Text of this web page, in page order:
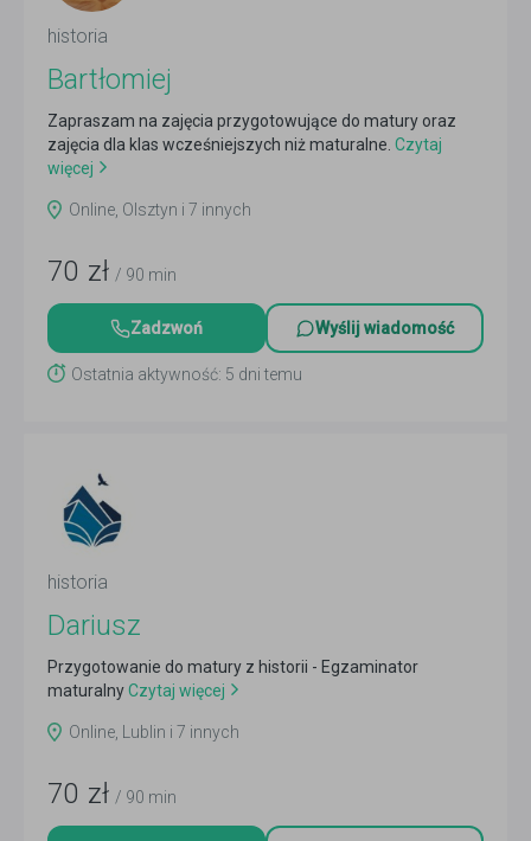
historia
Bartłomiej
Zapraszam na zajęcia przygotowujące do matury oraz
zajęcia dla klas wcześniejszych niż maturalne. Czytaj
więcej
Online, Olsztyn i 7 innych
70 zł / 90 min
Zadzwoń Wyślij wiadomość
Ostatnia aktywność: 5 dni temu
historia
Dariusz
Przygotowanie do matury z historii - Egzaminator
maturalnyCzytaj więcej
Online, Lublin i 7 innych
70 zł / 90 min